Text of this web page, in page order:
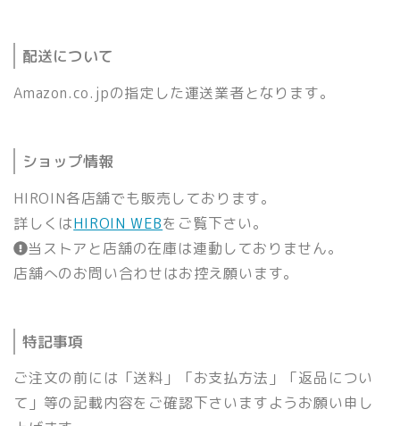
配送について
Amazon.co.jpの指定した運送業者となります。
ショップ情報
HIROIN各店舗でも販売しております。
詳しくはHIROIN WEBをご覧下さい。
当ストアと店舗の在庫は連動しておりません。
店舗へのお問い合わせはお控え願います。
特記事項
ご注文の前には「送料」「お支払方法」「返品につい
て」等の記載内容をご確認下さいますようお願い申し